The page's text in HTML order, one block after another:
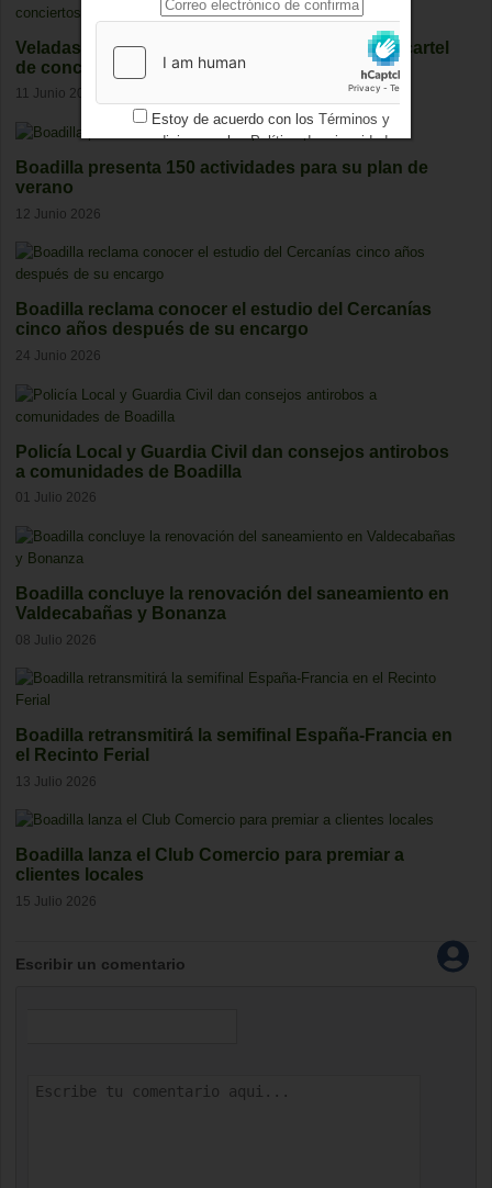
Veladas del Palacio de Boadilla 2026: fechas y cartel
de conciertos
11 Junio 2026
Boadilla presenta 150 actividades para su plan de
verano
12 Junio 2026
Boadilla reclama conocer el estudio del Cercanías
cinco años después de su encargo
24 Junio 2026
Policía Local y Guardia Civil dan consejos antirobos
a comunidades de Boadilla
01 Julio 2026
Boadilla concluye la renovación del saneamiento en
Valdecabañas y Bonanza
08 Julio 2026
Boadilla retransmitirá la semifinal España-Francia en
el Recinto Ferial
13 Julio 2026
Boadilla lanza el Club Comercio para premiar a
clientes locales
15 Julio 2026
Escribir un comentario
Estoy de acuerdo con los Términos y
condicionesy losPolítica de privacidad